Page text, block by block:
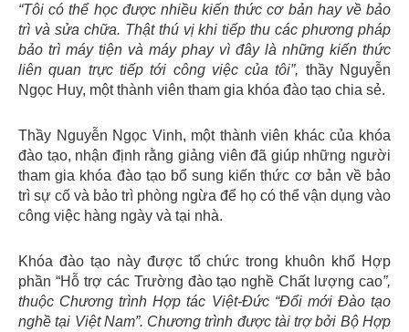
“Tôi có thể học được nhiều kiến thức cơ bản hay về bảo
trì và sửa chữa. Thật thú vị khi tiếp thu các phương pháp
bảo trì máy tiện và máy phay vì đây là những kiến thức
liên quan trực tiếp tới công việc của tôi”, thầy Nguyễn
Ngọc Huy, một thành viên tham gia khóa đào tạo chia sẻ.
Thầy Nguyễn Ngọc Vinh, một thành viên khác của khóa
đào tạo, nhận định rằng giảng viên đã giúp những người
tham gia khóa đào tạo bổ sung kiến thức cơ bản về bảo
trì sự cố và bảo trì phòng ngừa để họ có thể vận dụng vào
công việc hàng ngày và tại nhà.
Khóa đào tạo này được tổ chức trong khuôn khổ Hợp
phần “Hỗ trợ các Trường đào tạo nghề Chất lượng cao”,
thuộc Chương trình Hợp tác Việt-Đức “Đổi mới Đào tạo
nghề tại Việt Nam”. Chương trình được tài trợ bởi Bộ Hợp